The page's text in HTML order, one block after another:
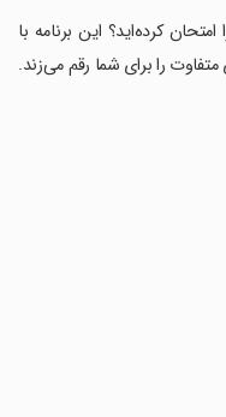
کرده‌اید؟ این برنامه با
را برای شما رقم می‌زند.